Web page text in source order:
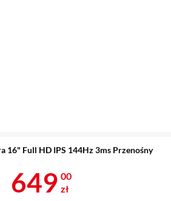
16" Full HD IPS 144Hz 3ms Przenośny
Cena 649 zł
649 00
zł